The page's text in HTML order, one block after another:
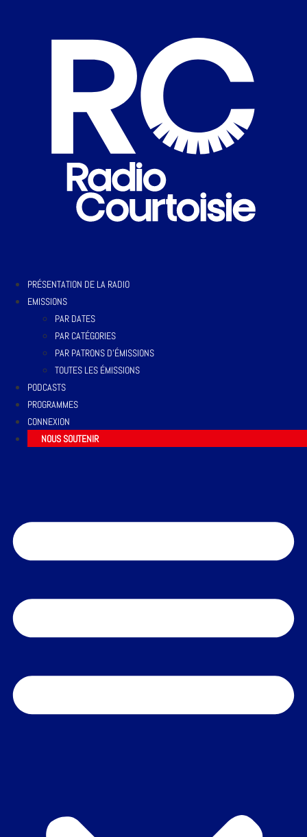
PRÉSENTATION DE LA RADIO
EMISSIONS
PAR DATES
PAR CATÉGORIES
PAR PATRONS D’ÉMISSIONS
TOUTES LES ÉMISSIONS
PODCASTS
PROGRAMMES
CONNEXION
NOUS SOUTENIR